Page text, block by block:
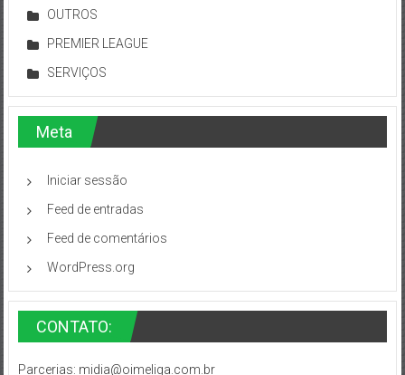
OUTROS
PREMIER LEAGUE
SERVIÇOS
Meta
Iniciar sessão
Feed de entradas
Feed de comentários
WordPress.org
CONTATO:
Parcerias: midia@oimeliga.com.br